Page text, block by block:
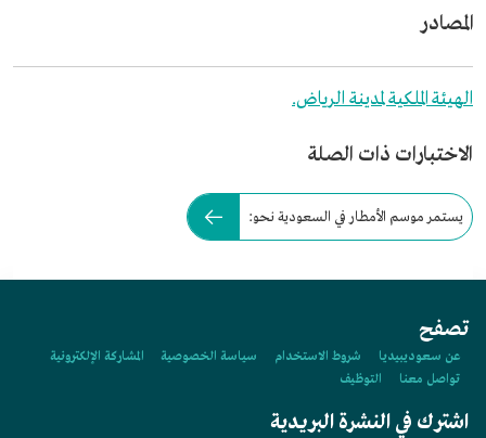
المصادر
الهيئة الملكية لمدينة الرياض.
الاختبارات ذات الصلة
يستمر موسم الأمطار في السعودية نحو:
تصفح
عن سعوديبيديا شروط الاستخدام سياسة الخصوصية
المشاركة الإلكترونية
تواصل معنا
التوظيف
اشترك في النشرة البريدية